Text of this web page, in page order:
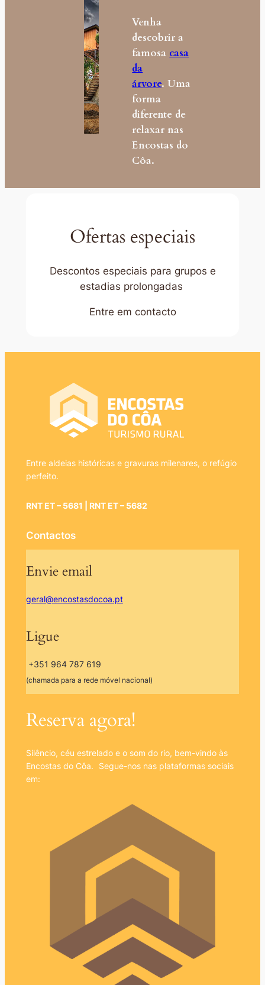
Venha
descobrir a
famosa casa
da
árvore. Uma
forma
diferente de
relaxar nas
Encostas do
Côa.
Ofertas especiais
Descontos especiais para grupos e
estadias prolongadas
Entre em contacto
Entre aldeias históricas e gravuras milenares, o refúgio
perfeito.
RNT ET – 5681 | RNT ET – 5682
Contactos
Envie email
geral@encostasdocoa.pt
Ligue
+351 964 787 619
(chamada para a rede móvel nacional)
Reserva agora!
Silêncio, céu estrelado e o som do rio, bem-vindo às
Encostas do Côa. Segue-nos nas plataformas sociais
em: